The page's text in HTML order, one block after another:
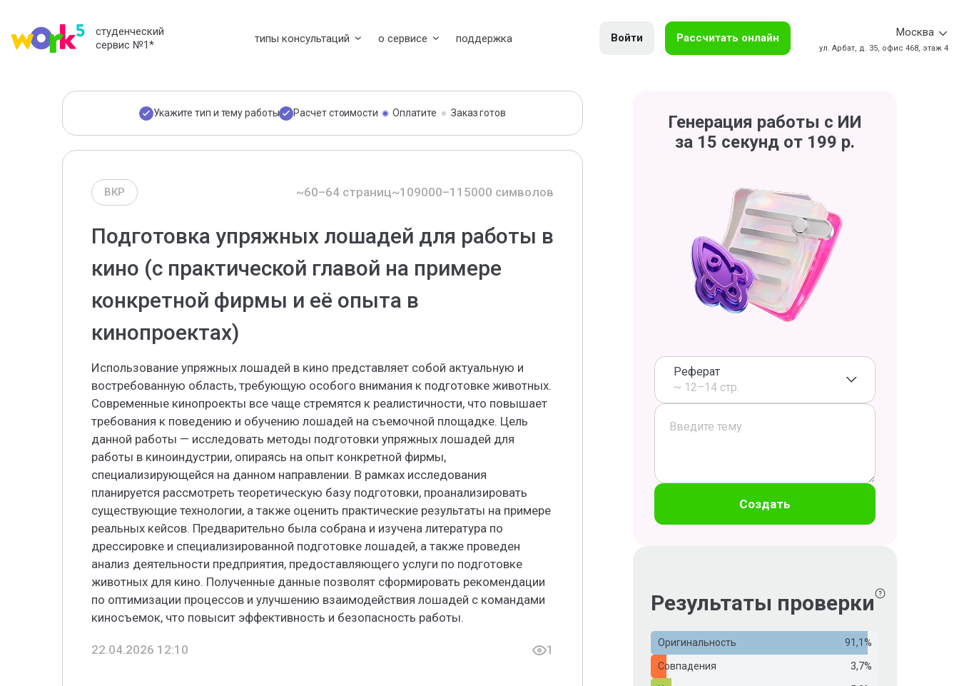
студенческий
сервис №1* типы консультаций о сервисе поддержка Войти Рассчитать онлайн Москва
ул. Арбат, д. 35, офис 468, этаж 4
Укажите тип и тему работы Расчет стоимости Оплатите Заказ готов
ВКР ~60–64 страниц~109000–115000 символов
Подготовка упряжных лошадей для работы в
кино (с практической главой на примере
конкретной фирмы и её опыта в
кинопроектах)
Использование упряжных лошадей в кино представляет собой актуальную и
востребованную область, требующую особого внимания к подготовке животных.
Современные кинопроекты все чаще стремятся к реалистичности, что повышает
требования к поведению и обучению лошадей на съемочной площадке. Цель
данной работы — исследовать методы подготовки упряжных лошадей для
работы в киноиндустрии, опираясь на опыт конкретной фирмы,
специализирующейся на данном направлении. В рамках исследования
планируется рассмотреть теоретическую базу подготовки, проанализировать
существующие технологии, а также оценить практические результаты на примере
реальных кейсов. Предварительно была собрана и изучена литература по
дрессировке и специализированной подготовке лошадей, а также проведен
анализ деятельности предприятия, предоставляющего услуги по подготовке
животных для кино. Полученные данные позволят сформировать рекомендации
по оптимизации процессов и улучшению взаимодействия лошадей с командами
киносъемок, что повысит эффективность и безопасность работы.
22.04.2026 12:10 1
Генерация работы с ИИ
за 15 секунд от 199 р.
Реферат
~ 12–14 стр.
Создать
Результаты проверки
Оригинальность 91,1%
Совпадения 3,7%